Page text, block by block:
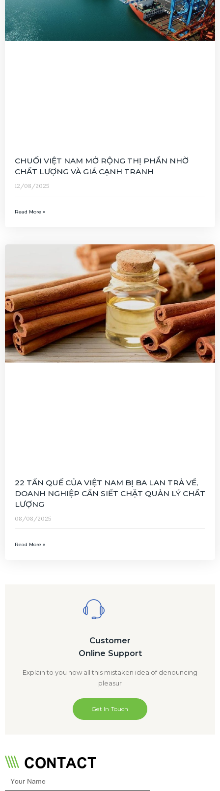
CHUỐI VIỆT NAM MỞ RỘNG THỊ PHẦN NHỜ
CHẤT LƯỢNG VÀ GIÁ CẠNH TRANH
12/08/2025
Read More »
22 TẤN QUẾ CỦA VIỆT NAM BỊ BA LAN TRẢ VỀ,
DOANH NGHIỆP CẦN SIẾT CHẶT QUẢN LÝ CHẤT
LƯỢNG
08/08/2025
Read More »
Customer
Online Support
Explain to you how all this mistaken idea of denouncing
pleasur
Get In Touch
CONTACT